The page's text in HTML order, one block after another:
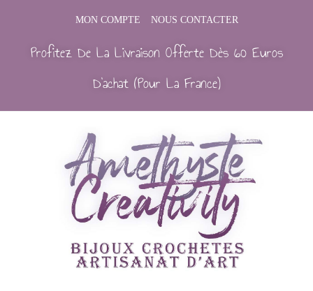
MON COMPTE NOUS CONTACTER
Profitez De La Livraison Offerte Dès 60 Euros
D’achat (Pour La France)